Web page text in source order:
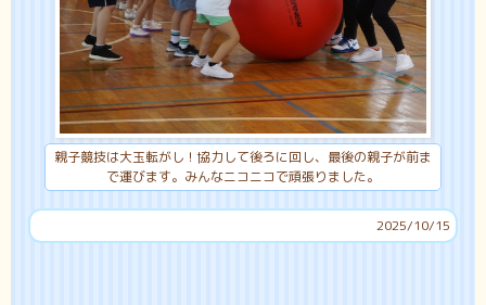
親子競技は大玉転がし！協力して後ろに回し、最後の親子が前ま
で運びます。みんなニコニコで頑張りました。
2025/10/15